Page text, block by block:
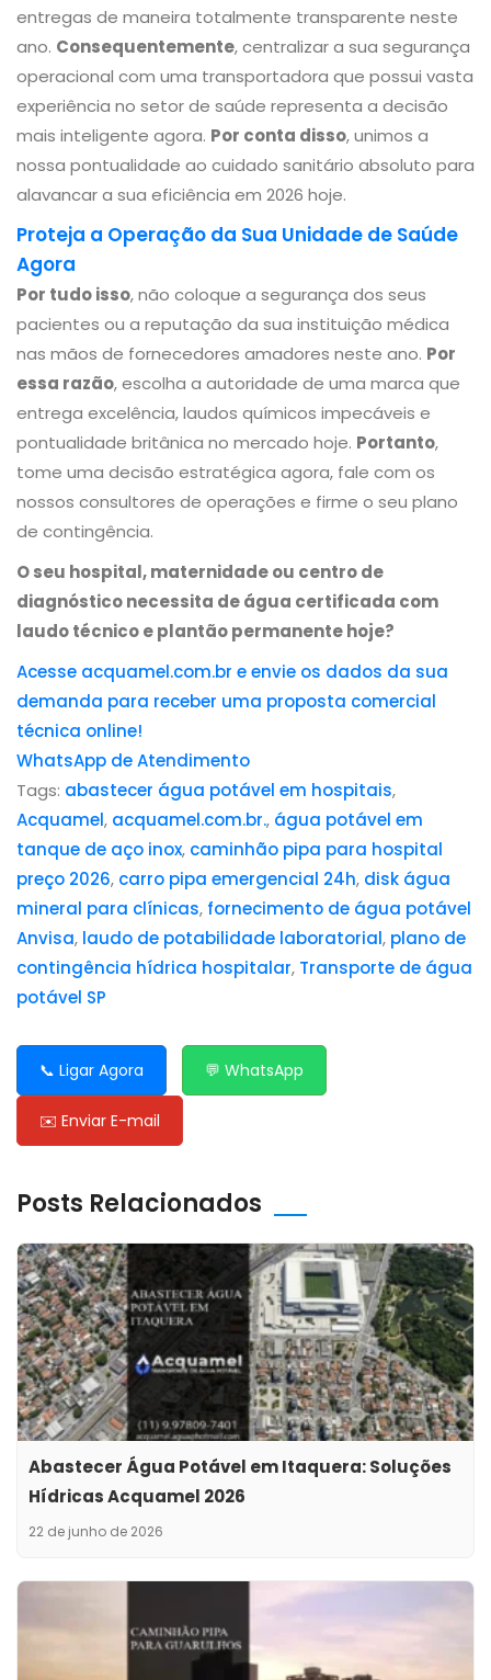
entregas de maneira totalmente transparente neste
ano. Consequentemente, centralizar a sua segurança
operacional com uma transportadora que possui vasta
experiência no setor de saúde representa a decisão
mais inteligente agora. Por conta disso, unimos a
nossa pontualidade ao cuidado sanitário absoluto para
alavancar a sua eficiência em 2026 hoje.
Proteja a Operação da Sua Unidade de Saúde
Agora
Por tudo isso, não coloque a segurança dos seus
pacientes ou a reputação da sua instituição médica
nas mãos de fornecedores amadores neste ano. Por
essa razão, escolha a autoridade de uma marca que
entrega excelência, laudos químicos impecáveis e
pontualidade britânica no mercado hoje. Portanto,
tome uma decisão estratégica agora, fale com os
nossos consultores de operações e firme o seu plano
de contingência.
O seu hospital, maternidade ou centro de
diagnóstico necessita de água certificada com
laudo técnico e plantão permanente hoje?
Acesse acquamel.com.br e envie os dados da sua
demanda para receber uma proposta comercial
técnica online!
WhatsApp de Atendimento
Tags: abastecer água potável em hospitais,
Acquamel, acquamel.com.br., água potável em
tanque de aço inox, caminhão pipa para hospital
preço 2026, carro pipa emergencial 24h, disk água
mineral para clínicas, fornecimento de água potável
Anvisa, laudo de potabilidade laboratorial, plano de
contingência hídrica hospitalar, Transporte de água
potável SP
📞 Ligar Agora 💬 WhatsApp
✉️ Enviar E-mail
Posts Relacionados
Abastecer Água Potável em Itaquera: Soluções
Hídricas Acquamel 2026
22 de junho de 2026